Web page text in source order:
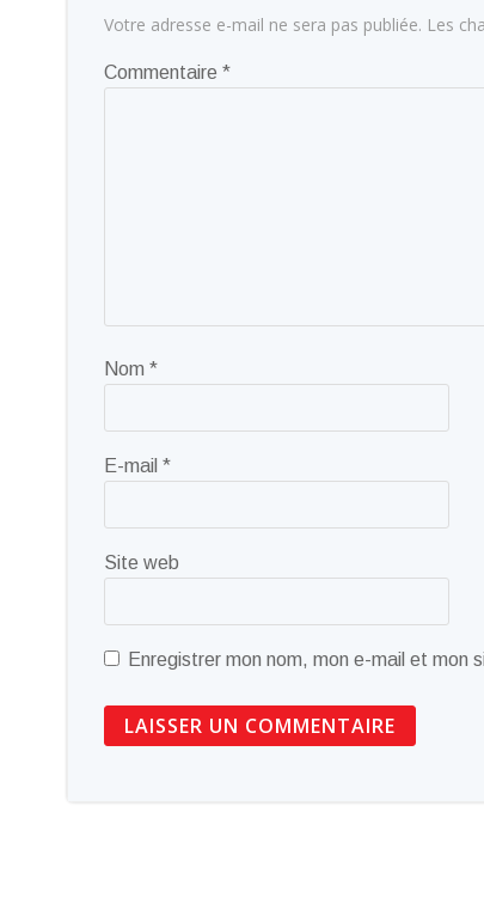
Votre adresse e-mail ne sera pas publiée. Les
Commentaire *
Nom *
E-mail *
Site web
Enregistrer mon nom, mon e-mail et mon